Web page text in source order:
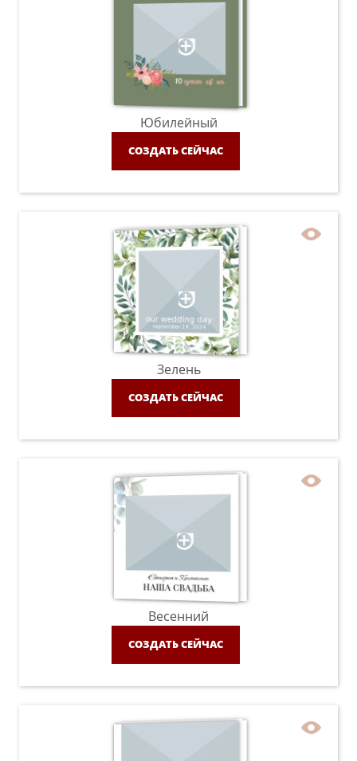
Юбилейный
СОЗДАТЬ СЕЙЧАС
Зелень
СОЗДАТЬ СЕЙЧАС
Весенний
СОЗДАТЬ СЕЙЧАС